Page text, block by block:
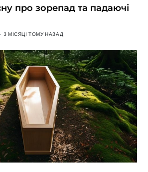
про зорепад та падаючі
3 МІСЯЦІ ТОМУ НАЗАД